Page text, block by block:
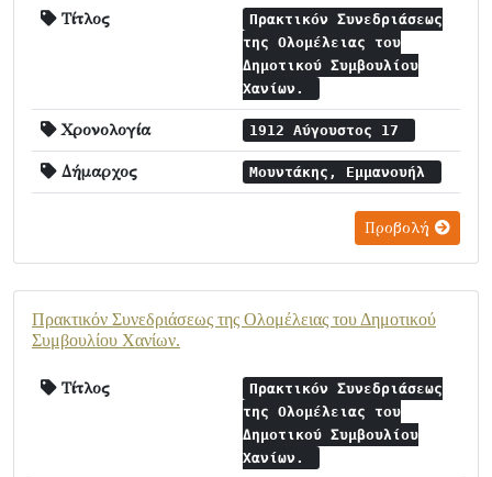
Τίτλος
Πρακτικόν Συνεδριάσεως
της Ολομέλειας του
Δημοτικού Συμβουλίου
Χανίων.
Χρονολογία 1912 Αύγουστος 17
Δήμαρχος Μουντάκης, Εμμανουήλ
Προβολή
Πρακτικόν Συνεδριάσεως της Ολομέλειας του Δημοτικού
Συμβουλίου Χανίων.
Τίτλος
Πρακτικόν Συνεδριάσεως
της Ολομέλειας του
Δημοτικού Συμβουλίου
Χανίων.